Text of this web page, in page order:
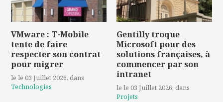
VMware : T-Mobile
tente de faire
respecter son contrat
pour migrer
le le 03 Juillet 2026, dans
Technologies
Gentilly troque
Microsoft pour des
solutions françaises, à
commencer par son
intranet
le le 03 Juillet 2026, dans
Projets